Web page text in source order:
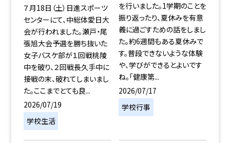
７月18日（土）日進スポーツ
センターにて、中総体愛日大
会が行われました。瀬戸・尾
張旭大会予選を勝ち抜いた
女子バスケ部が１回戦桃陵
中を破り、２回戦長久手中に
接戦の末、破れてしまいまし
た。ここまでとても良...
2026/07/19
学校生活
を行いました。1学期のことを
振り返ったり、夏休みを有意
義に過ごすための話をしまし
た。約6週間もある夏休みで
す。普段できないような体験
や、学びができるとよいです
ね。「健康第...
2026/07/17
学校行事